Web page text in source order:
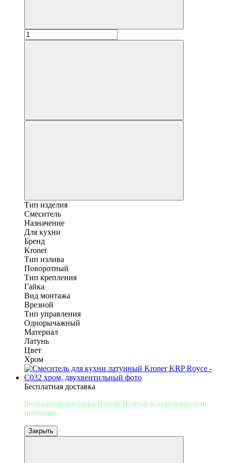
Тип изделия
Смеситель
Назначение
Для кухни
Бренд
Kroner
Тип излива
Поворотный
Тип крепления
Гайка
Вид монтажа
Врезной
Тип управления
Однорычажный
Материал
Латунь
Цвет
Хром
Бесплатная доставка
Бесплатная доставка Новой Почтой в отделение или
почтомат.
Закрыть